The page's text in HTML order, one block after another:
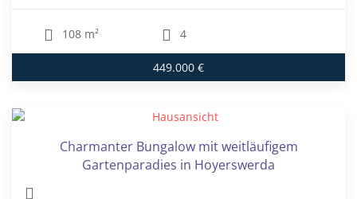
108 m² 4
449.000 €
Charmanter Bungalow mit weitläufigem
Gartenparadies in Hoyerswerda